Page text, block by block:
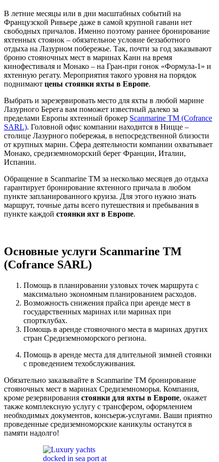
В летние месяцы или в дни масштабных событий на
Французской Ривьере даже в самой крупной гавани нет
свободных причалов. Именно поэтому раннее бронирование
яхтенных стоянок – обязательное условие беззаботного
отдыха на Лазурном побережье. Так, почти за год заказывают
броню стояночных мест в маринах Канн на время
кинофестиваля и Монако – на Гран-при гонок «Формула-1» и
яхтенную регату. Мероприятия такого уровня на порядок
поднимают цены стоянки яхты в Европе.
Выбрать и зарезервировать место для яхты в любой марине
Лазурного Берега вам поможет известный далеко за
пределами Европы яхтенный брокер Scanmarine ТМ (Cofrance
SARL). Головной офис компании находится в Ницце –
столице Лазурного побережья, в непосредственной близости
от крупных марин. Сфера деятельности компании охватывает
Монако, средиземноморский берег Франции, Италии,
Испании.
Обращение в Scanmarine ТМ за несколько месяцев до отдыха
гарантирует бронирование яхтенного причала в любом
пункте запланированного круиза. Для этого нужно знать
маршрут, точные даты всего путешествия и пребывания в
пункте каждой стоянки яхт в Европе.
Основные услуги Scanmarine ТМ
(Cofrance SARL)
Помощь в планировании узловых точек маршрута с
максимально экономным планированием расходов.
Возможность снижения прайса при аренде мест в
государственных маринах или маринах при
спортклубах.
Помощь в аренде стояночного места в маринах других
стран Средиземноморского региона.
Помощь в аренде места для длительной зимней стоянки
с проведением техобслуживания.
Обязательно заказывайте в Scanmarine ТМ бронирование
стояночных мест в маринах Средиземноморья. Компания,
кроме резервирования стоянки для яхты в Европе, окажет
также комплексную услугу с трансфером, оформлением
необходимых документов, консьерж-услугами. Ваши приятно
проведенные средиземноморские каникулы останутся в
памяти надолго!